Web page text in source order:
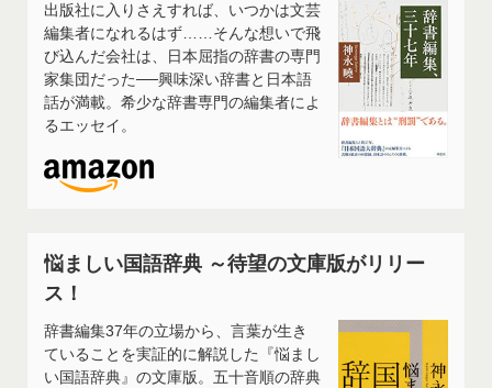
出版社に入りさえすれば、いつかは文芸
編集者になれるはず……そんな想いで飛
び込んだ会社は、日本屈指の辞書の専門
家集団だった──興味深い辞書と日本語
話が満載。希少な辞書専門の編集者によ
るエッセイ。
悩ましい国語辞典 ～待望の文庫版がリリー
ス！
辞書編集37年の立場から、言葉が生き
ていることを実証的に解説した『悩まし
い国語辞典』の文庫版。五十音順の辞典